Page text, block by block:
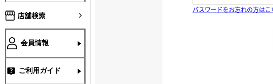
店舗検索
会員情報
ご利用ガイド
パスワードをお忘れの方はこ